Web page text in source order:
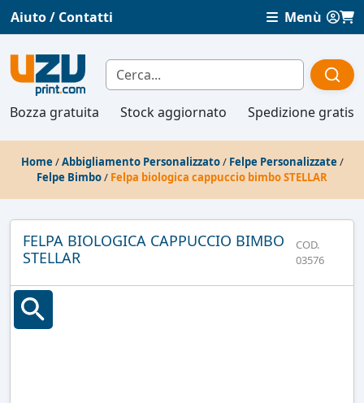
Aiuto / Contatti Menù
Bozza gratuita Stock aggiornato Spedizione gratis
Home /Abbigliamento Personalizzato/ Felpe Personalizzate /
Felpe Bimbo/ Felpa biologica cappuccio bimbo STELLAR
FELPA BIOLOGICA CAPPUCCIO BIMBO
STELLAR
COD.
03576